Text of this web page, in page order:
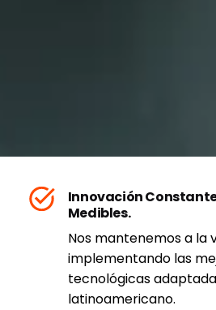
Innovación
Medibles.
Nos mantenemos a la
implementando las
tecnológicas
latinoamericano.